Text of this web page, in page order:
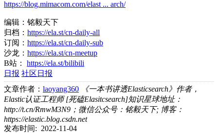
https://blog.mimacom.com/elast ... arch/
编辑：铭毅天下
归档： https://ela.st/cn-daily-all
订阅： https://ela.st/cn-daily-sub
沙龙： https://ela.st/cn-meetup
B站： https://ela.st/bilibili
日报 社区日报
文章作者： laoyang360
《一本书讲透Elasticsearch》作者，
Elastic认证工程师 [死磕Elasitcsearch]知识星球地址：
http://t.cn/RmwM3N9；微信公众号：铭毅天下; 博客：
https://elastic.blog.csdn.net
发布时间: 2022-11-04